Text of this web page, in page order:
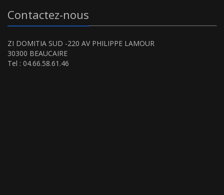
Contactez-nous
ZI DOMITIA SUD -220 AV PHILIPPE LAMOUR
30300 BEAUCAIRE
Tel : 04.66.58.61.46